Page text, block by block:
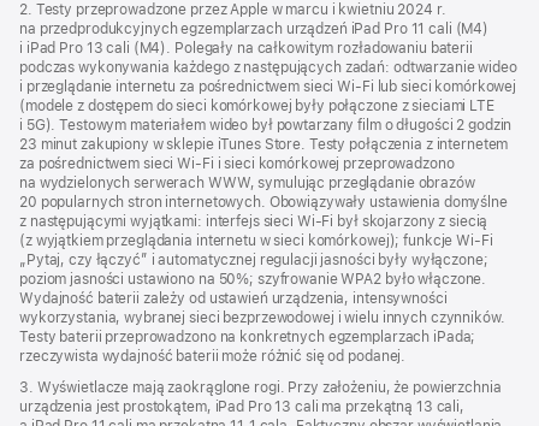
2. Testy przeprowadzone przez Apple w marcu i kwietniu 2024 r.
na przedprodukcyjnych egzemplarzach urządzeń iPad Pro 11 cali (M4)
i iPad Pro 13 cali (M4). Polegały na całkowitym rozładowaniu baterii
podczas wykonywania każdego z następujących zadań: odtwarzanie wideo
i przeglądanie internetu za pośrednictwem sieci Wi‑Fi lub sieci komórkowej
(modele z dostępem do sieci komórkowej były połączone z sieciami LTE
i 5G). Testowym materiałem wideo był powtarzany film o długości 2 godzin
23 minut zakupiony w sklepie iTunes Store. Testy połączenia z internetem
za pośrednictwem sieci Wi‑Fi i sieci komórkowej przeprowadzono
na wydzielonych serwerach WWW, symulując przeglądanie obrazów
20 popularnych stron internetowych. Obowiązywały ustawienia domyślne
z następującymi wyjątkami: interfejs sieci Wi‑Fi był skojarzony z siecią
(z wyjątkiem przeglądania internetu w sieci komórkowej); funkcje Wi‑Fi
„Pytaj, czy łączyć” i automatycznej regulacji jasności były wyłączone;
poziom jasności ustawiono na 50%; szyfrowanie WPA2 było włączone.
Wydajność baterii zależy od ustawień urządzenia, intensywności
wykorzystania, wybranej sieci bezprzewodowej i wielu innych czynników.
Testy baterii przeprowadzono na konkretnych egzemplarzach iPada;
rzeczywista wydajność baterii może różnić się od podanej.
3. Wyświetlacze mają zaokrąglone rogi. Przy założeniu, że powierzchnia
urządzenia jest prostokątem, iPad Pro 13 cali ma przekątną 13 cali,